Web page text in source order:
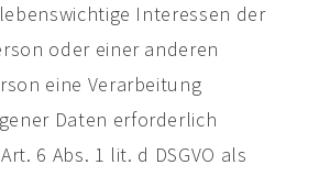
Interessen der
oder einer anderen
eine Verarbeitung
Daten erforderlich
6 Abs. 1 lit. d DSGVO als